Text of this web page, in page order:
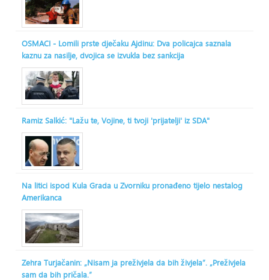
OSMACI - Lomili prste dječaku Ajdinu: Dva policajca saznala
kaznu za nasilje, dvojica se izvukla bez sankcija
Ramiz Salkić: "Lažu te, Vojine, ti tvoji 'prijatelji' iz SDA"
Na litici ispod Kula Grada u Zvorniku pronađeno tijelo nestalog
Amerikanca
Zehra Turjačanin: „Nisam ja preživjela da bih živjela“. „Preživjela
sam da bih pričala.“